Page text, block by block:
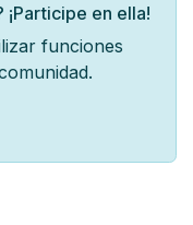
en ella!
funciones